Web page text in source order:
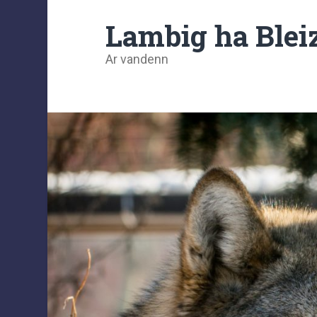
Lambig ha
Ar vandenn